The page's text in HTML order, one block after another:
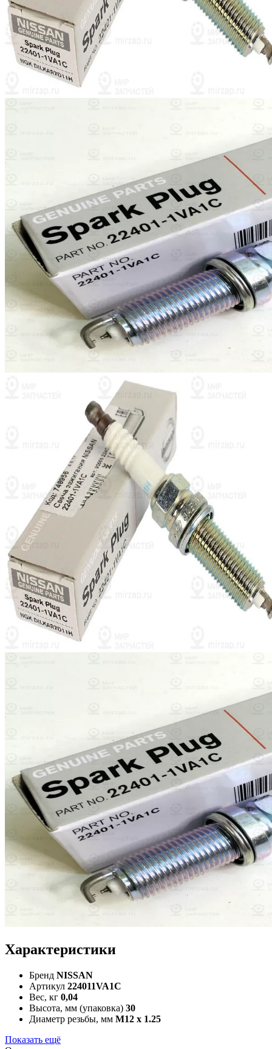
Характеристики
Бренд NISSAN
Артикул 224011VA1C
Вес, кг 0,04
Высота, мм (упаковка) 30
Диаметр резьбы, мм M12 x 1.25
Показать ещё